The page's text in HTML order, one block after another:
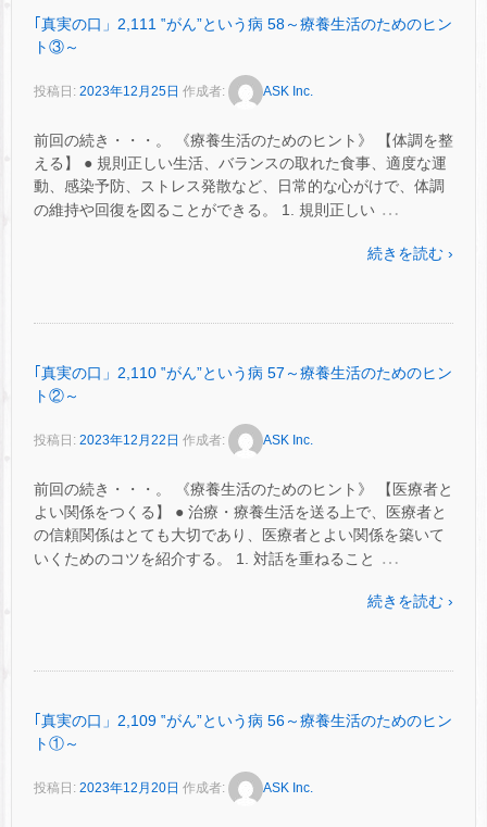
｢真実の口」2,111 ‟がん”という病 58～療養生活のためのヒン
ト③～
投稿日: 2023年12月25日 作成者: ASK Inc.
前回の続き・・・。 《療養生活のためのヒント》 【体調を整
える】 ● 規則正しい生活、バランスの取れた食事、適度な運
動、感染予防、ストレス発散など、日常的な心がけで、体調
の維持や回復を図ることができる。 1. 規則正しい …
続きを読む ›
｢真実の口」2,110 ‟がん”という病 57～療養生活のためのヒン
ト②～
投稿日: 2023年12月22日 作成者: ASK Inc.
前回の続き・・・。 《療養生活のためのヒント》 【医療者と
よい関係をつくる】 ● 治療・療養生活を送る上で、医療者と
の信頼関係はとても大切であり、医療者とよい関係を築いて
いくためのコツを紹介する。 1. 対話を重ねること
…
続きを読む ›
｢真実の口」2,109 ‟がん”という病 56～療養生活のためのヒン
ト①～
投稿日: 2023年12月20日 作成者: ASK Inc.